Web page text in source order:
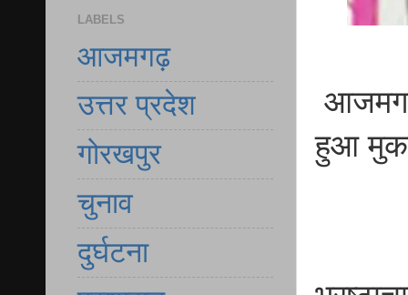
हुआ
LABELS
आजमगढ़
उत्तर प्रदेश
गोरखपुर
चुनाव
दुर्घटना